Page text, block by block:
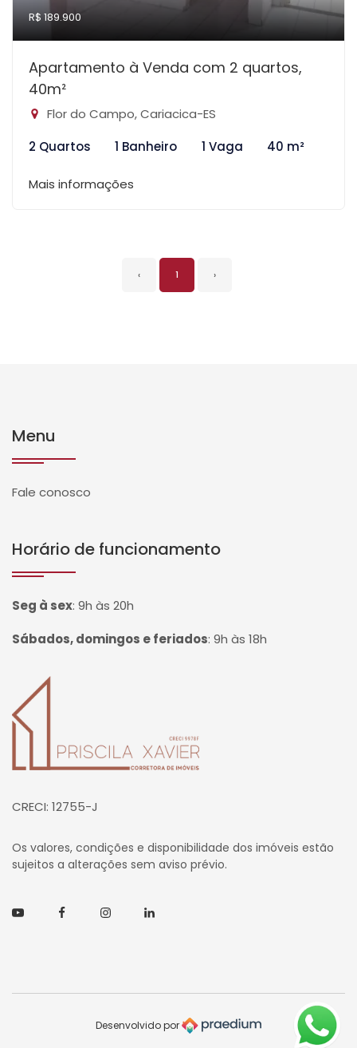
R$ 189.900
Apartamento à Venda com 2 quartos,
40m²
Flor do Campo, Cariacica-ES
2 Quartos
1 Banheiro 1 Vaga 40 m²
Mais informações
‹ 1 ›
Menu
Fale conosco
Horário de funcionamento
Seg à sex: 9h às 20h
Sábados, domingos e feriados: 9h às 18h
Página inicial
CRECI: 12755-J
Os valores, condições e disponibilidade dos imóveis estão
sujeitos a alterações sem aviso prévio.
YoutubeFacebookInstagramLinkedin
Desenvolvido por